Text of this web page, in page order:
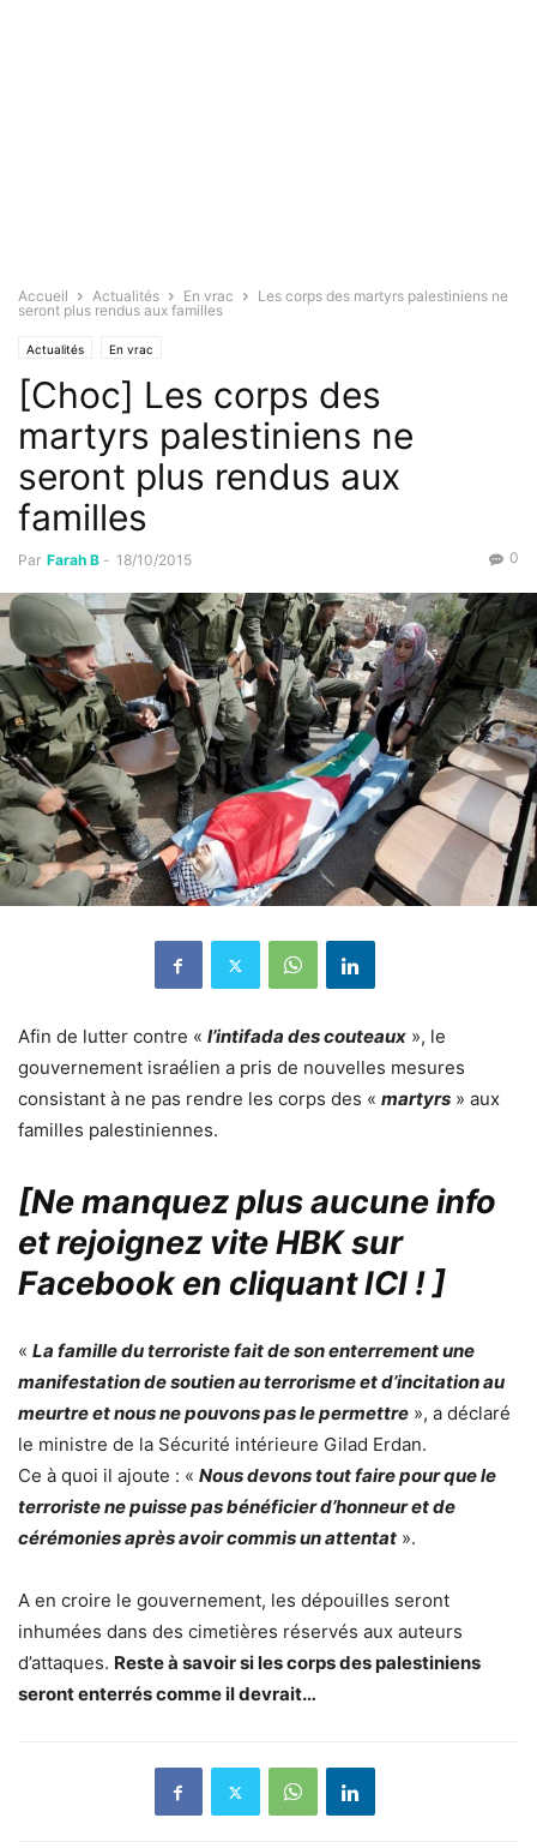
Accueil Actualités En vrac
Les corps des martyrs palestiniens ne
seront plus rendus aux familles
Actualités En vrac
[Choc] Les corps des
martyrs palestiniens ne
seront plus rendus aux
familles
Par Farah B - 18/10/2015 0
Afin de lutter contre « l’intifada des couteaux », le
gouvernement israélien a pris de nouvelles mesures
consistant à ne pas rendre les corps des « martyrs » aux
familles palestiniennes.
[Ne manquez plus aucune info
et rejoignez vite HBK sur
Facebook en cliquant ICI !]
« La famille du terroriste fait de son enterrement une
manifestation de soutien au terrorisme et d’incitation au
meurtre et nous ne pouvons pas le permettre », a déclaré
le ministre de la Sécurité intérieure Gilad Erdan.
Ce à quoi il ajoute : « Nous devons tout faire pour que le
terroriste ne puisse pas bénéficier d’honneur et de
cérémonies après avoir commis un attentat ».
A en croire le gouvernement, les dépouilles seront
inhumées dans des cimetières réservés aux auteurs
d’attaques. Reste à savoir si les corps des palestiniens
seront enterrés comme il devrait…